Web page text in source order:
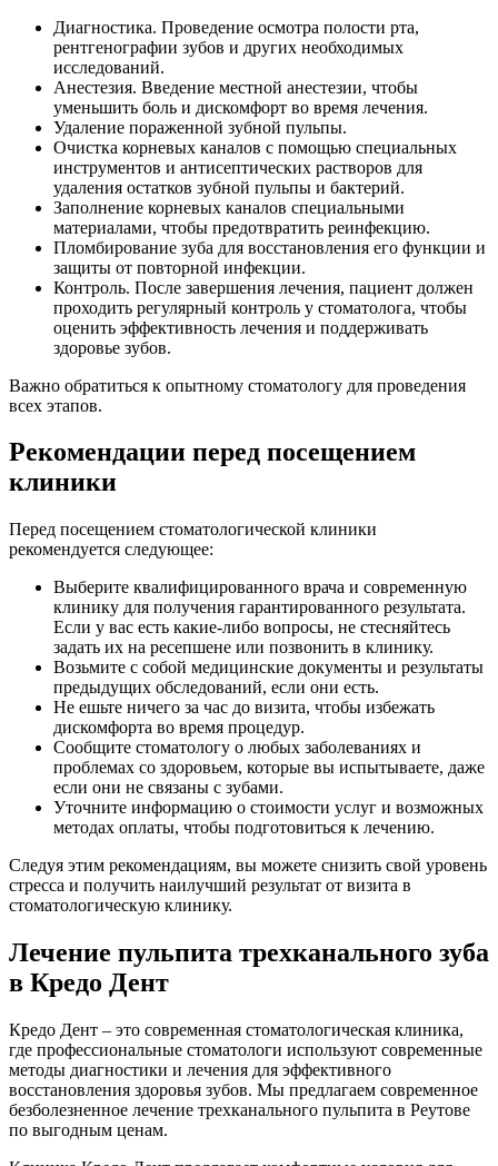
Диагностика. Проведение осмотра полости рта,
рентгенографии зубов и других необходимых
исследований.
Анестезия. Введение местной анестезии, чтобы
уменьшить боль и дискомфорт во время лечения.
Удаление пораженной зубной пульпы.
Очистка корневых каналов с помощью специальных
инструментов и антисептических растворов для
удаления остатков зубной пульпы и бактерий.
Заполнение корневых каналов специальными
материалами, чтобы предотвратить реинфекцию.
Пломбирование зуба для восстановления его функции и
защиты от повторной инфекции.
Контроль. После завершения лечения, пациент должен
проходить регулярный контроль у стоматолога, чтобы
оценить эффективность лечения и поддерживать
здоровье зубов.
Важно обратиться к опытному стоматологу для проведения
всех этапов.
Рекомендации перед посещением
клиники
Перед посещением стоматологической клиники
рекомендуется следующее:
Выберите квалифицированного врача и современную
клинику для получения гарантированного результата.
Если у вас есть какие-либо вопросы, не стесняйтесь
задать их на ресепшене или позвонить в клинику.
Возьмите с собой медицинские документы и результаты
предыдущих обследований, если они есть.
Не ешьте ничего за час до визита, чтобы избежать
дискомфорта во время процедур.
Сообщите стоматологу о любых заболеваниях и
проблемах со здоровьем, которые вы испытываете, даже
если они не связаны с зубами.
Уточните информацию о стоимости услуг и возможных
методах оплаты, чтобы подготовиться к лечению.
Следуя этим рекомендациям, вы можете снизить свой уровень
стресса и получить наилучший результат от визита в
стоматологическую клинику.
Лечение пульпита трехканального зуба
в Кредо Дент
Кредо Дент – это современная стоматологическая клиника,
где профессиональные стоматологи используют современные
методы диагностики и лечения для эффективного
восстановления здоровья зубов. Мы предлагаем современное
безболезненное лечение трехканального пульпита в Реутове
по выгодным ценам.